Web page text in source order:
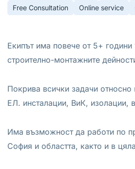
Free Consultation
Online service
Екипът има повече от 5+
строително-монтажните
Покрива всички задачи
ЕЛ. инсталации, ВиК, изолации,
Има възможност да работи по
София и областта, както и в